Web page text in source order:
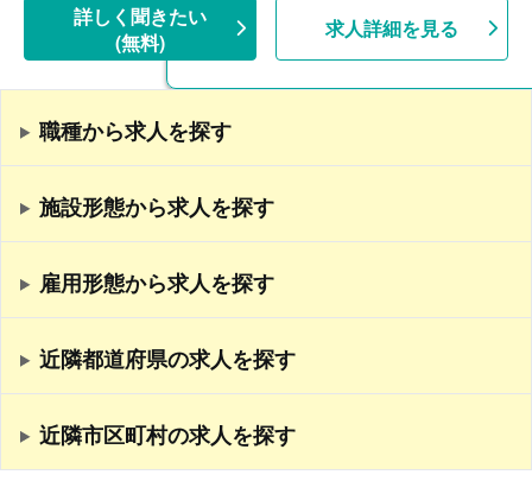
詳しく聞きたい
(無料)
求人詳細を見る
職種から求人を探す
施設形態から求人を探す
雇用形態から求人を探す
近隣都道府県の求人を探す
近隣市区町村の求人を探す